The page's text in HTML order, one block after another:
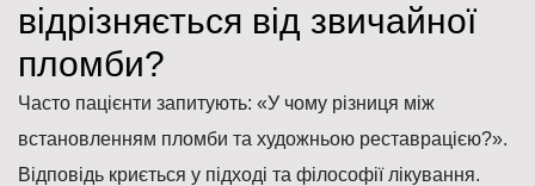
відрізняється від звичайної
пломби?
Часто пацієнти запитують: «У чому різниця між
встановленням пломби та художньою реставрацією?».
Відповідь криється у підході та філософії лікування.